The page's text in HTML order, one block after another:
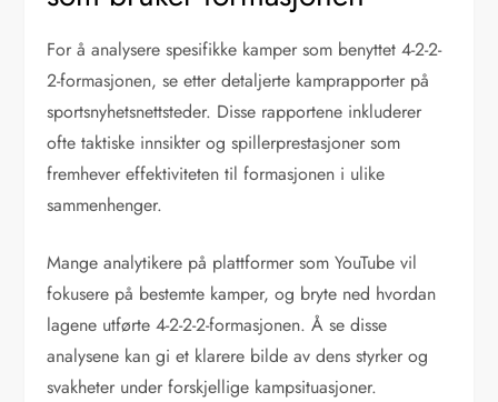
For å analysere spesifikke kamper som benyttet 4-2-2-
2-formasjonen, se etter detaljerte kamprapporter på
sportsnyhetsnettsteder. Disse rapportene inkluderer
ofte taktiske innsikter og spillerprestasjoner som
fremhever effektiviteten til formasjonen i ulike
sammenhenger.
Mange analytikere på plattformer som YouTube vil
fokusere på bestemte kamper, og bryte ned hvordan
lagene utførte 4-2-2-2-formasjonen. Å se disse
analysene kan gi et klarere bilde av dens styrker og
svakheter under forskjellige kampsituasjoner.